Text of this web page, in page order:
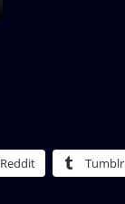
Reddit Tumblr